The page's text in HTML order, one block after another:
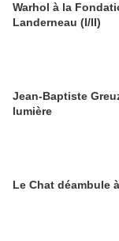
Warhol à la
Landerneau (I/II)
Jean-Baptiste
lumière
Le Chat déambule